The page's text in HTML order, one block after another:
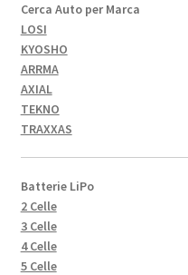
Cerca Auto per Marca
LOSI
KYOSHO
ARRMA
AXIAL
TEKNO
TRAXXAS
Batterie LiPo
2 Celle
3 Celle
4 Celle
5 Celle